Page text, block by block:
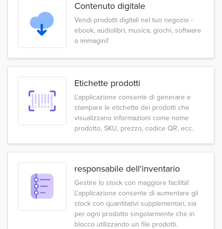
Contenuto digitale
Vendi prodotti digitali nel tuo negozio -
ebook, audiolibri, musica, giochi, software
o immagini!
Etichette prodotti
L'applicazione consente di generare e
stampare le etichette dei prodotti che
visualizzano informazioni come nome
prodotto, SKU, prezzo, codice QR, ecc.
responsabile dell'inventario
Gestire lo stock con maggiore facilità!
L'applicazione consente di aumentare gli
stock con quantitativi supplementari, sia
per ogni prodotto singolarmente che in
blocco utilizzando un file prodotti.